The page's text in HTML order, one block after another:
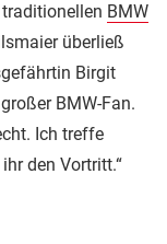
BMW
überließ
Birgit
BMW-Fan.
Ich treffe
den Vortritt.“